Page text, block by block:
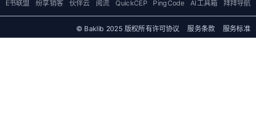
E书联盟 纷享销客 伙伴云 阅流 QuickCEP PingCode AI工具箱 拜拜导航
© Baklib 2025 版权所有许可协议 服务条款 服务标准